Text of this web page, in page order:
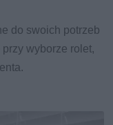
do swoich potrzeb
wyborze rolet,